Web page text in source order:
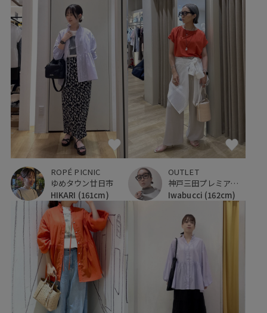
ROPÉ PICNIC
ゆめタウン廿日市
HIKARI (161cm)
OUTLET
神戸三田プレミアム・アウトレット
Iwabucci (162cm)